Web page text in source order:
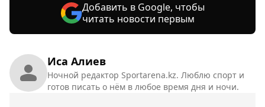
Иса Алиев
Ночной редактор Sportarena.kz. Люблю спорт и
готов писать о нём в любое время дня и ночи.
Добавить в Google, чтобы
читать новости первым